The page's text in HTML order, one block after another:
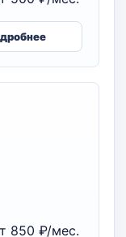
850 ₽/мес.